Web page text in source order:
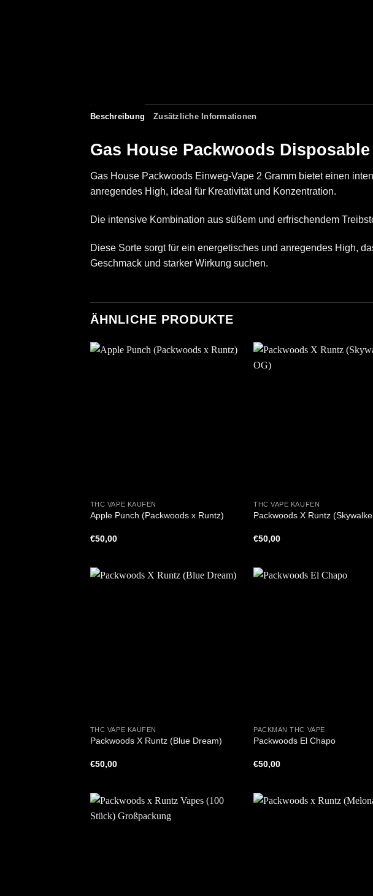
Beschreibung Zusätzliche Informationen
Gas House Packwoods Disposable
Gas House Packwoods Einweg-Vape 2 Gramm bietet einen
anregendes High, ideal für Kreativität und Konzentration.
Die intensive Kombination aus süßem und erfrischendem
Diese Sorte sorgt für ein energetisches und anregendes High,
Geschmack und starker Wirkung suchen.
ÄHNLICHE PRODUKTE
THC VAPE KAUFEN
Apple Punch (Packwoods x Runtz)
€50,00
THC VAPE KAUFEN
Packwoods X Runtz
€50,00
THC VAPE KAUFEN
Packwoods X Runtz (Blue Dream)
€50,00
PACKMAN THC VAPE
Packwoods El Chapo
€50,00